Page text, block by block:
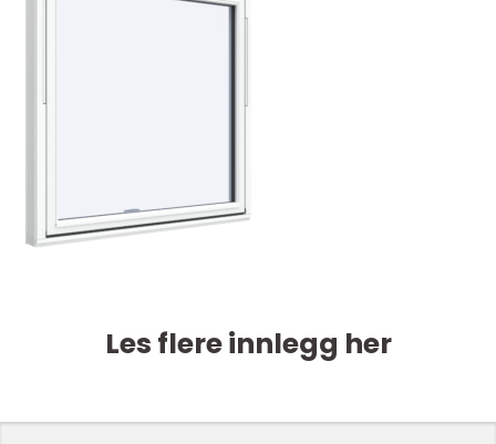
Les flere innlegg her